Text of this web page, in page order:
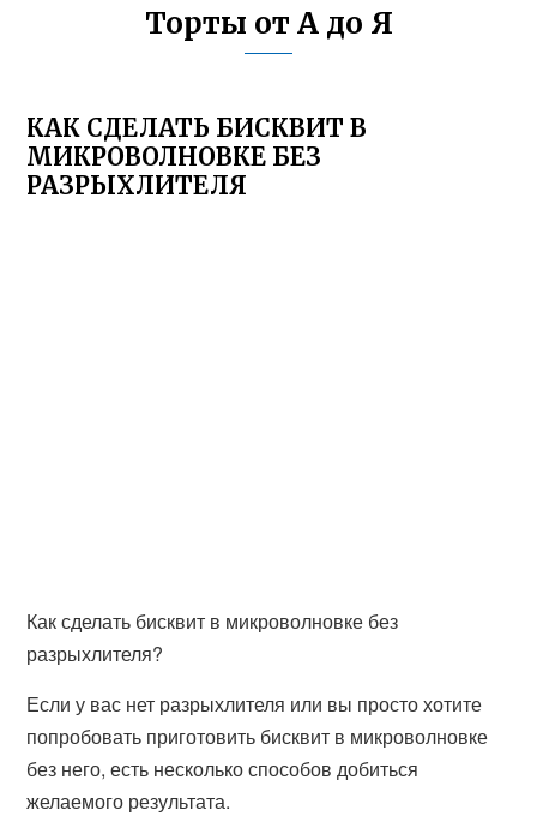
Торты от А до Я
КАК СДЕЛАТЬ БИСКВИТ В
МИКРОВОЛНОВКЕ БЕЗ
РАЗРЫХЛИТЕЛЯ
Как сделать бисквит в микроволновке без
разрыхлителя?
Если у вас нет разрыхлителя или вы просто хотите
попробовать приготовить бисквит в микроволновке
без него, есть несколько способов добиться
желаемого результата.